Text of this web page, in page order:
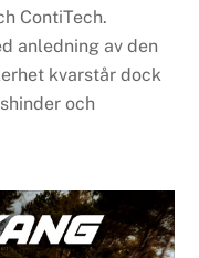
ContiTech.
anledning av den
kvarstår dock
och